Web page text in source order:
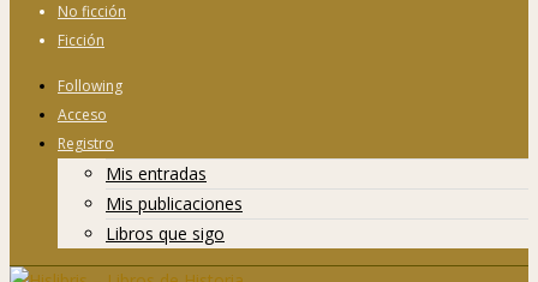
No ficción
Ficción
Following
Acceso
Registro
Mis entradas
Mis publicaciones
Libros que sigo